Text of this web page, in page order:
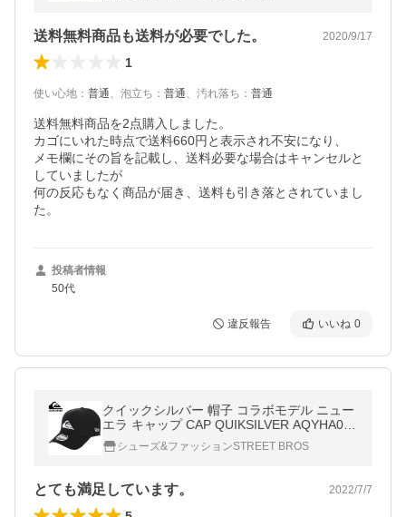
送料無料商品も送料が必要でした。 2020/9/17
1
使い心地 ： 普通、 泡立ち ： 普通、 汚れ落ち ： 普通
送料無料商品を2点購入しました。
カゴにいれた時点で送料660円と表示され不安になり、
メモ欄にその旨を記載し、送料必要な場合はキャンセルと
していましたが
何の反応もなく商品が届き、送料も引き落とされていまし
た。
投稿者情報
50代
違反報告 いいね 0
クイックシルバー 帽子 コラボモデル ニュー
エラ キャップ CAP QUIKSILVER AQYHA034
87 ブラック
シューズ&ファッションSTREET BROS
とても満足しています。 2022/7/7